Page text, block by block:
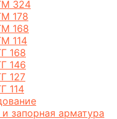
324
178
168
114
168
146
127
114
запорная арматура